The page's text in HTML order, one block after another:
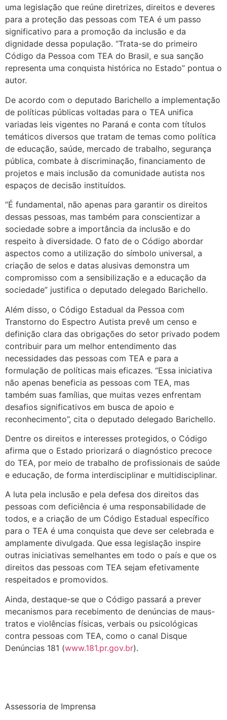
uma legislação que reúne diretrizes, direitos e deveres
para a proteção das pessoas com TEA é um passo
significativo para a promoção da inclusão e da
dignidade dessa população. “Trata-se do primeiro
Código da Pessoa com TEA do Brasil, e sua sanção
representa uma conquista histórica no Estado” pontua o
autor.
De acordo com o deputado Barichello a implementação
de políticas públicas voltadas para o TEA unifica
variadas leis vigentes no Paraná e conta com títulos
temáticos diversos que tratam de temas como política
de educação, saúde, mercado de trabalho, segurança
pública, combate à discriminação, financiamento de
projetos e mais inclusão da comunidade autista nos
espaços de decisão instituídos.
“É fundamental, não apenas para garantir os direitos
dessas pessoas, mas também para conscientizar a
sociedade sobre a importância da inclusão e do
respeito à diversidade. O fato de o Código abordar
aspectos como a utilização do símbolo universal, a
criação de selos e datas alusivas demonstra um
compromisso com a sensibilização e a educação da
sociedade” justifica o deputado delegado Barichello.
Além disso, o Código Estadual da Pessoa com
Transtorno do Espectro Autista prevê um censo e
definição clara das obrigações do setor privado podem
contribuir para um melhor entendimento das
necessidades das pessoas com TEA e para a
formulação de políticas mais eficazes. “Essa iniciativa
não apenas beneficia as pessoas com TEA, mas
também suas famílias, que muitas vezes enfrentam
desafios significativos em busca de apoio e
reconhecimento”, cita o deputado delegado Barichello.
Dentre os direitos e interesses protegidos, o Código
afirma que o Estado priorizará o diagnóstico precoce
do TEA, por meio de trabalho de profissionais de saúde
e educação, de forma interdisciplinar e multidisciplinar.
A luta pela inclusão e pela defesa dos direitos das
pessoas com deficiência é uma responsabilidade de
todos, e a criação de um Código Estadual específico
para o TEA é uma conquista que deve ser celebrada e
amplamente divulgada. Que essa legislação inspire
outras iniciativas semelhantes em todo o país e que os
direitos das pessoas com TEA sejam efetivamente
respeitados e promovidos.
Ainda, destaque-se que o Código passará a prever
mecanismos para recebimento de denúncias de maus-
tratos e violências físicas, verbais ou psicológicas
contra pessoas com TEA, como o canal Disque
Denúncias 181 (www.181.pr.gov.br).
Assessoria de Imprensa